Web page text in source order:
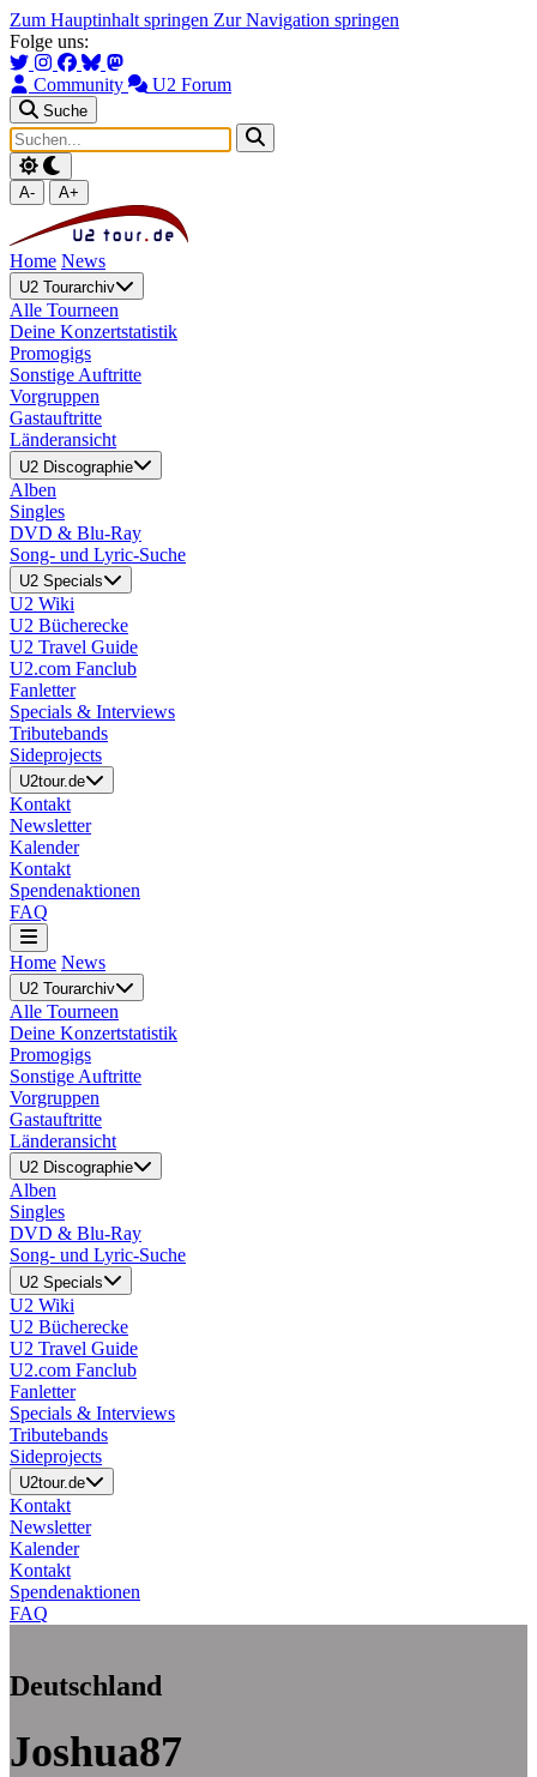
Zum Hauptinhalt springen Zur Navigation springen
Folge uns:
Community U2 Forum
Suche
A- A+
Home News
U2 Tourarchiv
Alle Tourneen
Deine Konzertstatistik
Promogigs
Sonstige Auftritte
Vorgruppen
Gastauftritte
Länderansicht
U2 Discographie
Alben
Singles
DVD & Blu-Ray
Song- und Lyric-Suche
U2 Specials
U2 Wiki
U2 Bücherecke
U2 Travel Guide
U2.com Fanclub
Fanletter
Specials & Interviews
Tributebands
Sideprojects
U2tour.de
Kontakt
Newsletter
Kalender
Kontakt
Spendenaktionen
FAQ
Home News
U2 Tourarchiv
Alle Tourneen
Deine Konzertstatistik
Promogigs
Sonstige Auftritte
Vorgruppen
Gastauftritte
Länderansicht
U2 Discographie
Alben
Singles
DVD & Blu-Ray
Song- und Lyric-Suche
U2 Specials
U2 Wiki
U2 Bücherecke
U2 Travel Guide
U2.com Fanclub
Fanletter
Specials & Interviews
Tributebands
Sideprojects
U2tour.de
Kontakt
Newsletter
Kalender
Kontakt
Spendenaktionen
FAQ
Deutschland
Joshua87